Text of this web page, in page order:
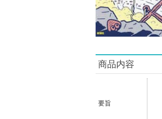
商品内容
要旨